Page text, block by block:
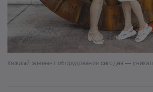
Каждый элемент оборудования сегодня —